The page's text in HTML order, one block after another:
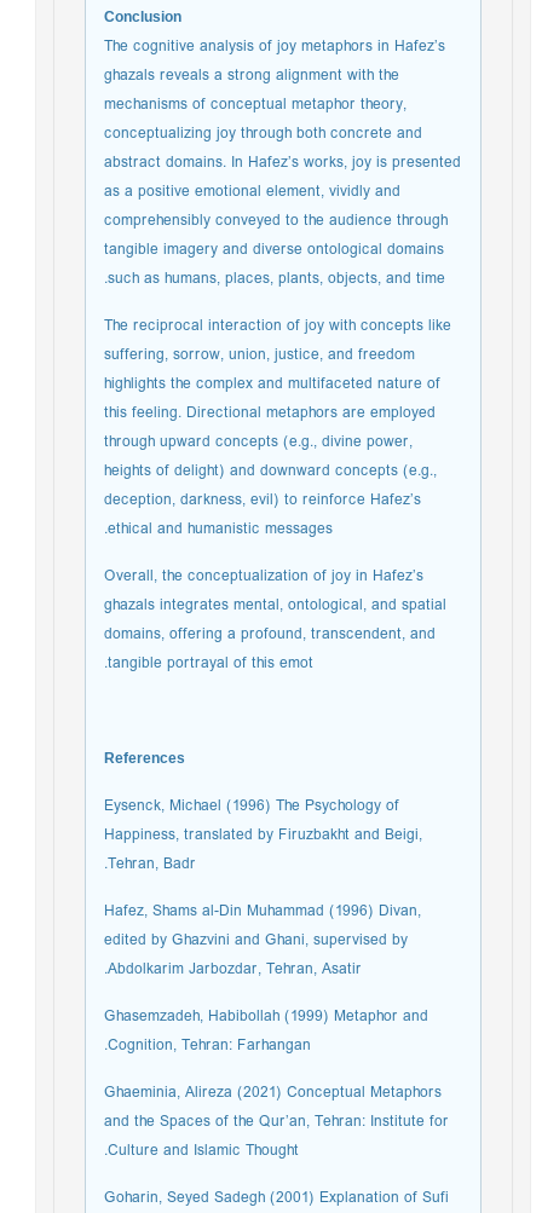
Conclusion
The cognitive analysis of joy metaphors in Hafez’s
ghazals reveals a strong alignment with the
mechanisms of conceptual metaphor theory,
conceptualizing joy through both concrete and
abstract domains. In Hafez’s works, joy is presented
as a positive emotional element, vividly and
comprehensibly conveyed to the audience through
tangible imagery and diverse ontological domains
such as humans, places, plants, objects, and time.
The reciprocal interaction of joy with concepts like
suffering, sorrow, union, justice, and freedom
highlights the complex and multifaceted nature of
this feeling. Directional metaphors are employed
through upward concepts (e.g., divine power,
heights of delight) and downward concepts (e.g.,
deception, darkness, evil) to reinforce Hafez’s
ethical and humanistic messages.
Overall, the conceptualization of joy in Hafez’s
ghazals integrates mental, ontological, and spatial
domains, offering a profound, transcendent, and
tangible portrayal of this emot.
References
Eysenck, Michael (1996) The Psychology of
Happiness, translated by Firuzbakht and Beigi,
Tehran, Badr.
Hafez, Shams al-Din Muhammad (1996) Divan,
edited by Ghazvini and Ghani, supervised by
Abdolkarim Jarbozdar, Tehran, Asatir.
Ghasemzadeh, Habibollah (1999) Metaphor and
Cognition, Tehran: Farhangan.
Ghaeminia, Alireza (2021) Conceptual Metaphors
and the Spaces of the Qur’an, Tehran: Institute for
Culture and Islamic Thought.
Goharin, Seyed Sadegh (2001) Explanation of Sufi